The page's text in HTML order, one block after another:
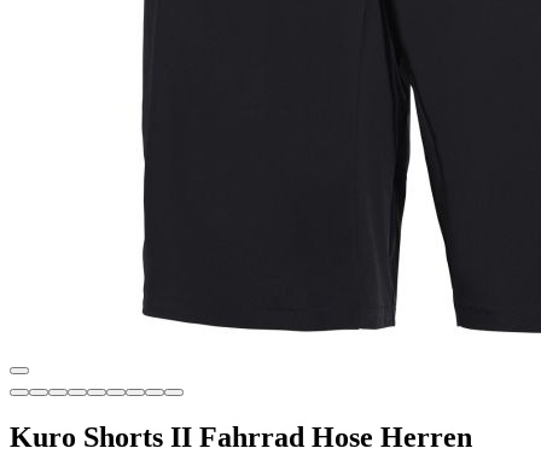
Kuro Shorts II Fahrrad Hose Herren